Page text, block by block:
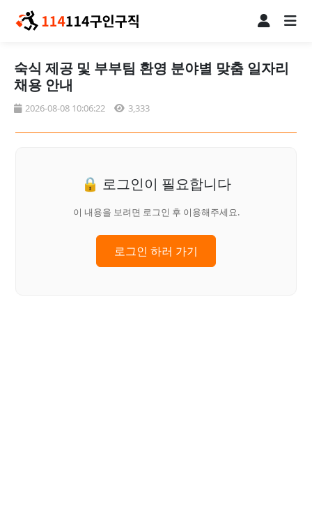
숙식 제공 및 부부팀 환영 분야별 맞춤 일자리
채용 안내
2026-08-08 10:06:22 3,333
🔒 로그인이 필요합니다
이 내용을 보려면 로그인 후 이용해주세요.
로그인 하러 가기